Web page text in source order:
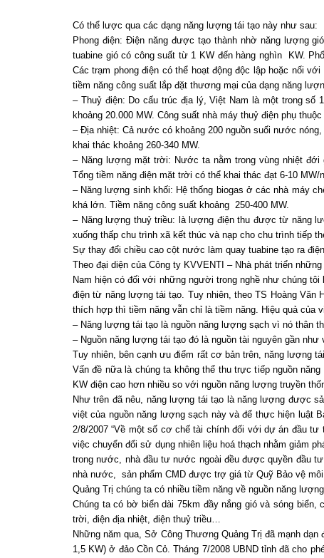
Có thể lược qua các dạng năng lượng tái tạo này như sau:
Phong điện: Điện năng được tạo thành nhờ năng lượng
tuabine gió có công suất từ 1 KW đến hàng nghìn KW.
Các trạm phong điện có thể hoạt động độc lập hoặc nối
tiềm năng công suất lắp đặt thương mại của dạng năng
– Thuỷ điện: Do cấu trúc địa lý, Việt Nam là một trong
khoảng 20.000 MW. Công suất nhà máy thuỷ điện phụ
– Địa nhiệt: Cả nước có khoảng 200 nguồn suối nước
khai thác khoảng 260-340 MW.
– Năng lượng mặt trời: Nước ta nằm trong vùng nhiệt
Tổng tiềm năng điện mặt trời có thể khai thác đạt 6-10 MW/
– Năng lượng sinh khối: Hệ thống biogas ở các nhà máy
khá lớn. Tiềm năng công suất khoảng 250-400 MW.
– Năng lượng thuỷ triều: là lượng điện thu được từ năng
xuống thấp chu trình xã kết thúc và nạp cho chu trình tiếp
Sự thay đổi chiều cao cột nước làm quay tuabine tạo ra
Theo đại diện của Công ty KVVENTI – Nhà phát triển
Nam hiện có đối với những người trong nghề như chúng
điện từ năng lượng tái tạo. Tuy nhiên, theo TS Hoàng
thích hợp thì tiềm năng vẫn chỉ là tiềm năng. Hiệu quả của
– Năng lượng tái tạo là nguồn năng lượng sạch vì nó thân
– Nguồn năng lượng tái tạo đó là nguồn tài nguyên gần
Tuy nhiên, bên cạnh ưu điểm rất cơ bản trên, năng lượng
Vấn đề nữa là chúng ta không thể thu trực tiếp nguồn
KW điện cao hơn nhiều so với nguồn năng lượng truyền
Như trên đã nêu, năng lượng tái tạo là năng lượng được
việt của nguồn năng lượng sạch này và để thực hiện luật
2/8/2007 “Về một số cơ chế tài chính đối với dự án đầu
việc chuyển đổi sử dụng nhiên liệu hoá thạch nhằm giảm
trong nước, nhà đầu tư nước ngoài đều được quyền đầu
nhà nước, sản phẩm CMD được trợ giá từ Quỹ Bảo vệ
Quảng Trị chúng ta có nhiều tiềm năng về nguồn năng
Chúng ta có bờ biển dài 75km đầy nắng gió và sóng
trời, điện địa nhiệt, điện thuỷ triều…
Những năm qua, Sở Công Thương Quảng Trị đã mạnh
1,5 KW) ở đảo Cồn Cỏ. Tháng 7/2008 UBND tỉnh đã cho